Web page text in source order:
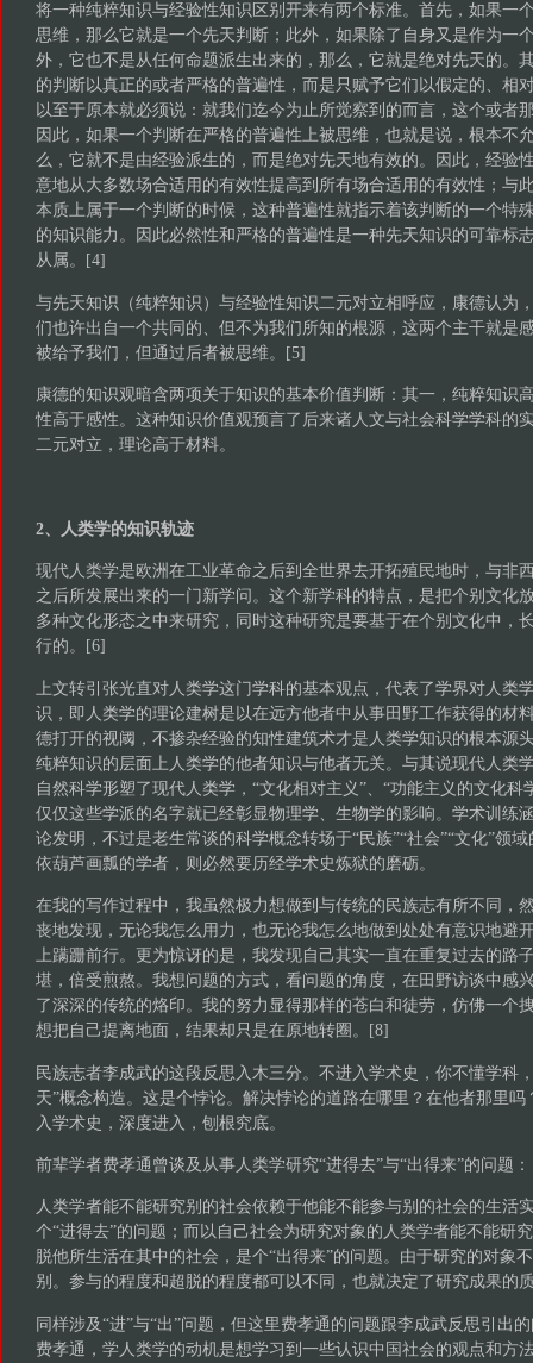
将一种纯粹知识与经验性知识区别开来有两个标准。首先，如果一
思维，那么它就是一个先天判断；此外，如果除了自身又是作为一
外，它也不是从任何命题派生出来的，那么，它就是绝对先天的。
的判断以真正的或者严格的普遍性，而是只赋予它们以假定的、相
以至于原本就必须说：就我们迄今为止所觉察到的而言，这个或者
因此，如果一个判断在严格的普遍性上被思维，也就是说，根本不
么，它就不是由经验派生的，而是绝对先天地有效的。因此，经验
意地从大多数场合适用的有效性提高到所有场合适用的有效性；与
本质上属于一个判断的时候，这种普遍性就指示着该判断的一个特
的知识能力。因此必然性和严格的普遍性是一种先天知识的可靠标
从属。[4]
与先天知识（纯粹知识）与经验性知识二元对立相呼应，康德认为
们也许出自一个共同的、但不为我们所知的根源，这两个主干就是
被给予我们，但通过后者被思维。[5]
康德的知识观暗含两项关于知识的基本价值判断：其一，纯粹知识
性高于感性。这种知识价值观预言了后来诸人文与社会科学学科
二元对立，理论高于材料。
2、人类学的知识轨迹
现代人类学是欧洲在工业革命之后到全世界去开拓殖民地时，与非
之后所发展出来的一门新学问。这个新学科的特点，是把个别文化
多种文化形态之中来研究，同时这种研究是要基于在个别文化中，
行的。[6]
上文转引张光直对人类学这门学科的基本观点，代表了学界对人类
识，即人类学的理论建树是以在远方他者中从事田野工作获得的材
德打开的视阈，不掺杂经验的知性建筑术才是人类学知识的根本源
纯粹知识的层面上人类学的他者知识与他者无关。与其说现代人类
自然科学形塑了现代人类学，“文化相对主义”、“功能主义的文化科
仅仅这些学派的名字就已经彰显物理学、生物学的影响。学术训练
论发明，不过是老生常谈的科学概念转场于“民族”“社会”“文化”领
依葫芦画瓢的学者，则必然要历经学术史炼狱的磨砺。
在我的写作过程中，我虽然极力想做到与传统的民族志有所不同，
丧地发现，无论我怎么用力，也无论我怎么地做到处处有意识地避
上蹒跚前行。更为惊讶的是，我发现自己其实一直在重复过去的路
堪，倍受煎熬。我想问题的方式，看问题的角度，在田野访谈中感
了深深的传统的烙印。我的努力显得那样的苍白和徒劳，仿佛一个
想把自己提离地面，结果却只是在原地转圈。[8]
民族志者李成武的这段反思入木三分。不进入学术史，你不懂学科
天”概念构造。这是个悖论。解决悖论的道路在哪里？在他者那里
入学术史，深度进入，刨根究底。
前辈学者费孝通曾谈及从事人类学研究“进得去”与“出得来”的问题：
人类学者能不能研究别的社会依赖于他能不能参与别的社会的生活
个“进得去”的问题；而以自己社会为研究对象的人类学者能不能研
脱他所生活在其中的社会，是个“出得来”的问题。由于研究的对象
别。参与的程度和超脱的程度都可以不同，也就决定了研究成果的
同样涉及“进”与“出”问题，但这里费孝通的问题跟李成武反思引出
费孝通，学人类学的动机是想学习到一些认识中国社会的观点和方